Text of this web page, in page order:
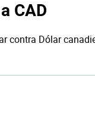
CAD
contra Dólar